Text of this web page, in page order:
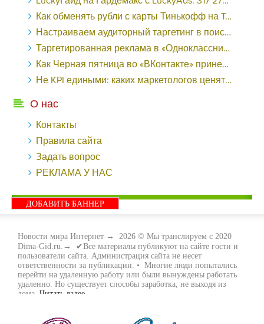
Как обменять рубли с карты Тинькофф на Tether ERC20 (USDT)?
Настраиваем аудиторный таргетинг в поисковой кампании Google Ads - «Заработок»
Таргетированная реклама в «Одноклассниках»: как ее настроить и нужно ли - «Заработок»
Как Черная пятница во «ВКонтакте» принесла магазину подарков 221 продажу по цене 38 рублей - «Заработок»
Не KPI едиными: каких маркетологов ценят - «Заработок»
О нас
Контакты
Правила сайта
Задать вопрос
РЕКЛАМА У НАС
ДОБАВИТЬ БАННЕР
Новости мира Интернет → 2026 © Мы транслируем с 2020
Dima-Gid.ru.→ ✔Все материалы публикуют на сайте гости и
пользователи сайта. Администрация сайта не несет
ответственности за публикации. • Многие люди попытались
перейти на удаленную работу или были вынуждены работать
удаленно. Но существует способы заработка, не выходя из
дома. Читать далее...
много. Все зависит только от вас, чем вы хотите заняться и, что